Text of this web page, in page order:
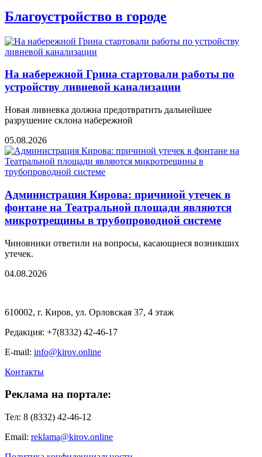
Благоустройство в городе
На набережной Грина стартовали работы по
устройству ливневой канализации
Новая ливневка должна предотвратить дальнейшее
разрушение склона набережной
05.08.2026
Администрация Кирова: причиной утечек в
фонтане на Театральной площади являются
микротрещины в трубопроводной системе
Чиновники ответили на вопросы, касающиеся возникших
утечек.
04.08.2026
610002, г. Киров, ул. Орловская 37, 4 этаж
Редакция: +7(8332) 42-46-17
E-mail: info@kirov.online
Контакты
Реклама на портале:
Тел: 8 (8332) 42-46-12
Email: reklama@kirov.online